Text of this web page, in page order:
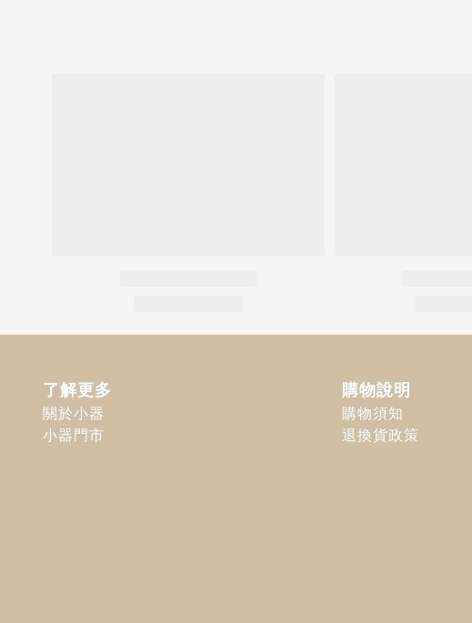
了解更多
關於小器
小器門市
購物說明
購物須知
退換貨政策